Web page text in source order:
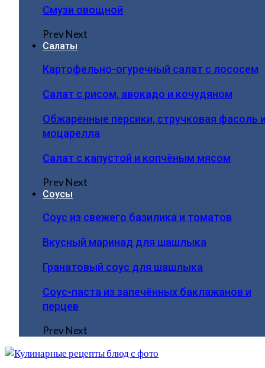
Смузи овощной
PrevNext
Салаты
Картофельно-огуречный салат с лососем
Салат с рисом, авокадо и кочудяном
Обжаренные персики, стручковая фасоль
моцарелла
Салат с капустой и копчёным мясом
PrevNext
Соусы
Соус из свежего базилика и томатов
Вкусный маринад для шашлыка
Гранатовый соус для шашлыка
Соус-паста из запечённых баклажанов и
перцев
PrevNext